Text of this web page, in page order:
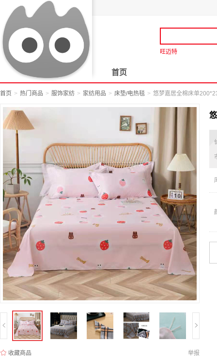
旺迈特
首页
首页 热门商品 服饰家纺 家纺用品 床垫/电热毯 悠梦嘉居全棉床单
收藏商品 举报